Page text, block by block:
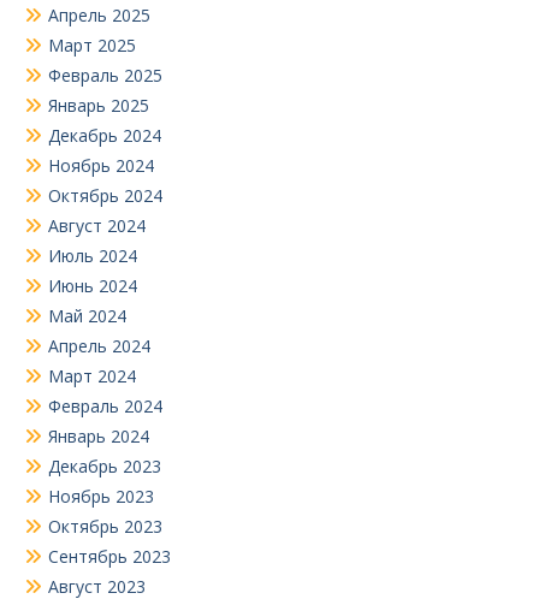
Апрель 2025
Март 2025
Февраль 2025
Январь 2025
Декабрь 2024
Ноябрь 2024
Октябрь 2024
Август 2024
Июль 2024
Июнь 2024
Май 2024
Апрель 2024
Март 2024
Февраль 2024
Январь 2024
Декабрь 2023
Ноябрь 2023
Октябрь 2023
Сентябрь 2023
Август 2023